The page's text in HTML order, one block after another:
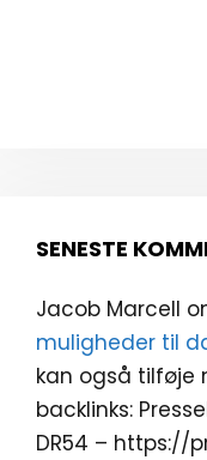
SENESTE
Jacob Marcell
muligheder til
kan også tilføje
backlinks:
DR54 – https://